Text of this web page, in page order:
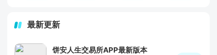
最新更新
饼安人生交易所APP最新版本